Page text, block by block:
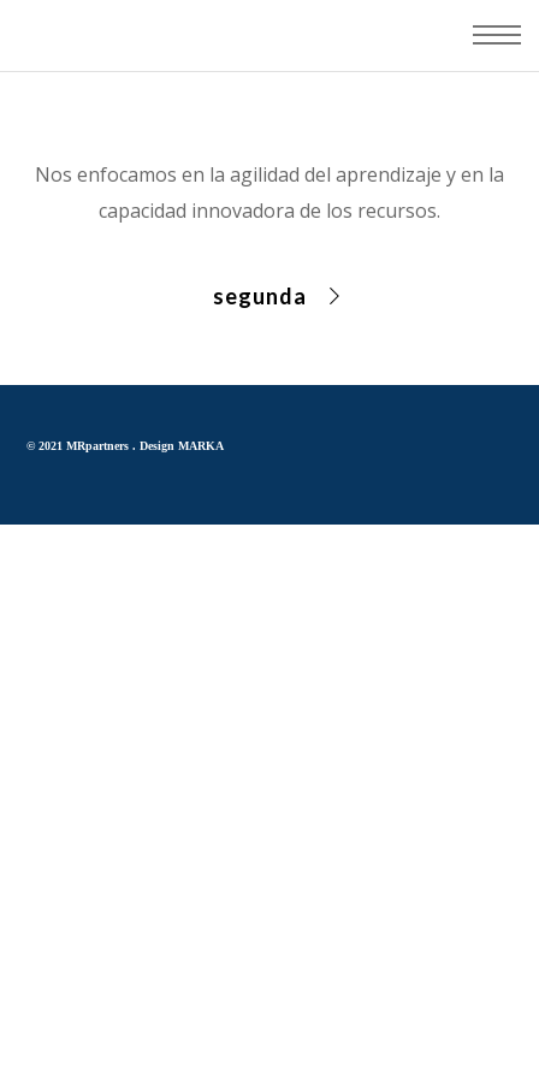
Nos enfocamos en la agilidad del aprendizaje y en la
capacidad innovadora de los recursos.
segunda
© 2021 MRpartners .Design MARKA